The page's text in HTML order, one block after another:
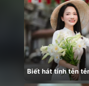
Biết hát tính tẻn